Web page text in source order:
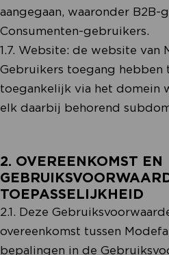
aangegaan, waaronder B2B-
Consumenten-gebruikers.
1.7. Website: de website van
Gebruikers toegang hebben
toegankelijk via het domein
elk daarbij behorend
2. OVEREENKOMST EN
TOEPASSELIJKHEID
2.1. Deze
overeenkomst tussen
bepalingen in de